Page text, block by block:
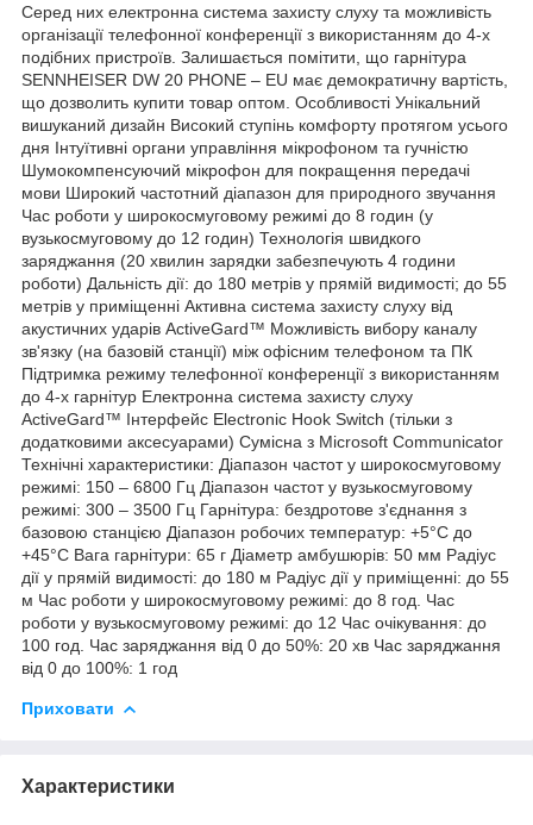
Серед них електронна система захисту слуху та можливість
організації телефонної конференції з використанням до 4-х
подібних пристроїв. Залишається помітити, що гарнітура
SENNHEISER DW 20 PHONE – EU має демократичну вартість,
що дозволить купити товар оптом. Особливості Унікальний
вишуканий дизайн Високий ступінь комфорту протягом усього
дня Інтуїтивні органи управління мікрофоном та гучністю
Шумокомпенсуючий мікрофон для покращення передачі
мови Широкий частотний діапазон для природного звучання
Час роботи у широкосмуговому режимі до 8 годин (у
вузькосмуговому до 12 годин) Технологія швидкого
заряджання (20 хвилин зарядки забезпечують 4 години
роботи) Дальність дії: до 180 метрів у прямій видимості; до 55
метрів у приміщенні Активна система захисту слуху від
акустичних ударів ActiveGard™ Можливість вибору каналу
зв'язку (на базовій станції) між офісним телефоном та ПК
Підтримка режиму телефонної конференції з використанням
до 4-х гарнітур Електронна система захисту слуху
ActiveGard™ Інтерфейс Electronic Hook Switch (тільки з
додатковими аксесуарами) Сумісна з Microsoft Communicator
Технічні характеристики: Діапазон частот у широкосмуговому
режимі: 150 – 6800 Гц Діапазон частот у вузькосмуговому
режимі: 300 – 3500 Гц Гарнітура: бездротове з'єднання з
базовою станцією Діапазон робочих температур: +5°C до
+45°C Вага гарнітури: 65 г Діаметр амбушюрів: 50 мм Радіус
дії у прямій видимості: до 180 м Радіус дії у приміщенні: до 55
м Час роботи у широкосмуговому режимі: до 8 год. Час
роботи у вузькосмуговому режимі: до 12 Час очікування: до
100 год. Час заряджання від 0 до 50%: 20 хв Час заряджання
від 0 до 100%: 1 год
Приховати
Характеристики